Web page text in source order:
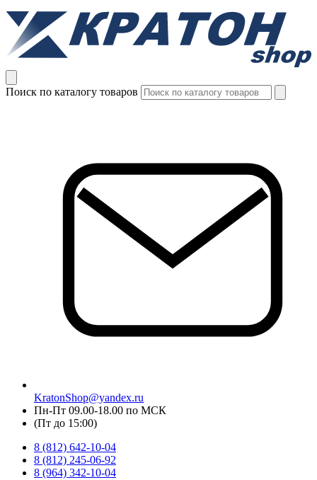
Поиск по каталогу товаров
KratonShop@yandex.ru
Пн-Пт 09.00-18.00 по МСК
(Пт до 15:00)
8 (812) 642-10-04
8 (812) 245-06-92
8 (964) 342-10-04